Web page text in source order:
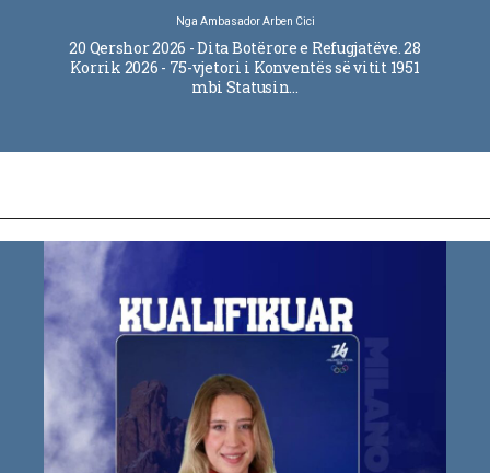
Nga Ambasador Arben Cici
20 Qershor 2026 - Dita Botërore e Refugjatëve. 28
Korrik 2026 - 75-vjetori i Konventës së vitit 1951
mbi Statusin…